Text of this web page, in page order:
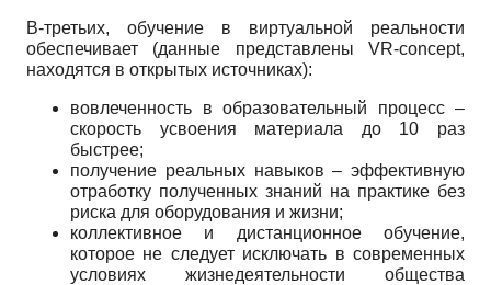
В-третьих, обучение в виртуальной реальности
обеспечивает (данные представлены VR-concept,
находятся в открытых источниках):
вовлеченность в образовательный процесс –
скорость усвоения материала до 10 раз
быстрее;
получение реальных навыков – эффективную
отработку полученных знаний на практике без
риска для оборудования и жизни;
коллективное и дистанционное обучение,
которое не следует исключать в современных
условиях жизнедеятельности общества